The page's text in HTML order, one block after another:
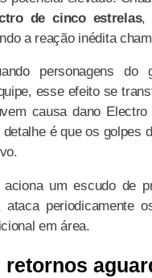
de cinco estrelas,
a reação inédita
personagens
esse efeito se
causa dano
é que os
um escudo de
ataca periodicamente
em área.
retornos